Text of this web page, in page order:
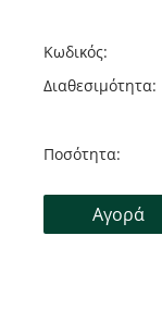
Κωδικός:
Διαθεσιμότητα:
Ποσότητα:
Αγορά